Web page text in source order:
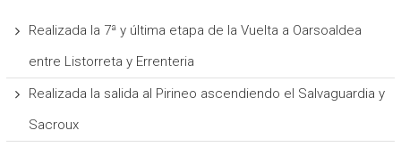
Realizada la 7ª y última etapa de la Vuelta a Oarsoaldea
entre Listorreta y Errenteria
Realizada la salida al Pirineo ascendiendo el Salvaguardia y
Sacroux